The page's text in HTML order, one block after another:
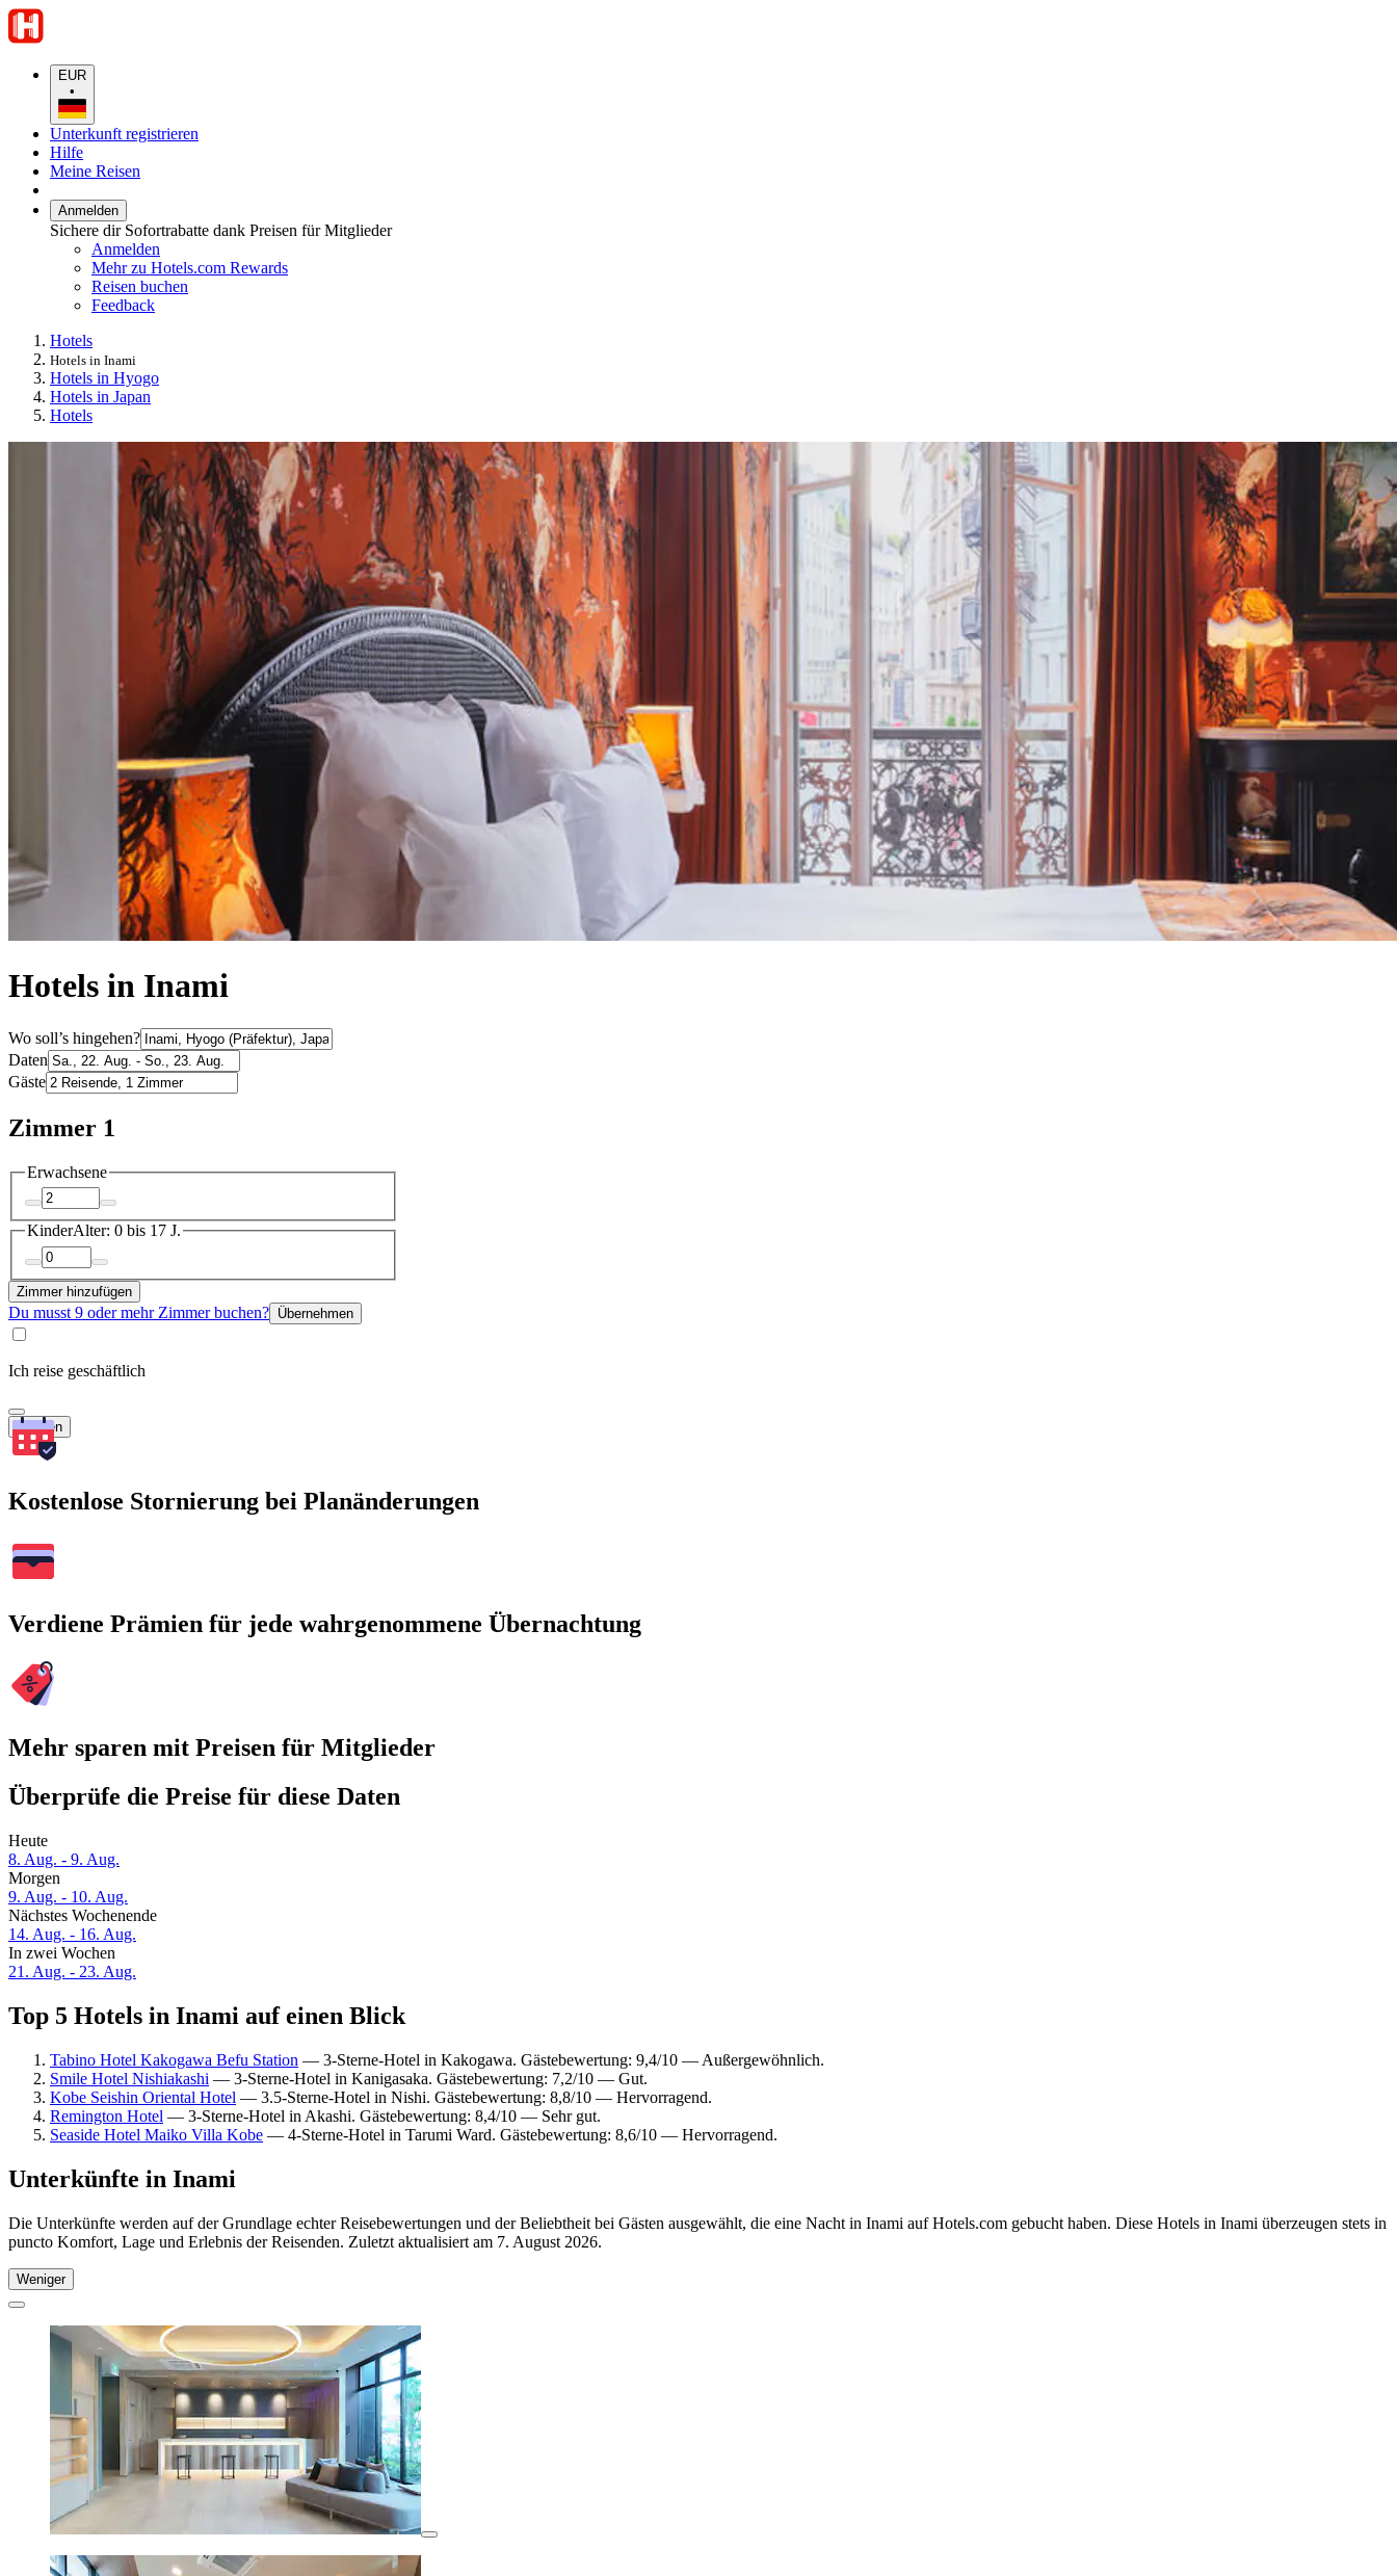
EUR
•
Unterkunft registrieren
Hilfe
Meine Reisen
Anmelden
Sichere dir Sofortrabatte dank Preisen für Mitglieder
Anmelden
Mehr zu Hotels.com Rewards
Reisen buchen
Feedback
Hotels
Hotels in Inami
Hotels in Hyogo
Hotels in Japan
Hotels
Hotels in Inami
Wo soll’s hingehen?
Daten
Gäste
Zimmer 1
Erwachsene
KinderAlter: 0 bis 17 J.
Zimmer hinzufügen
Du musst 9 oder mehr Zimmer buchen? Übernehmen
Ich reise geschäftlich
Suchen
Kostenlose Stornierung bei Planänderungen
Verdiene Prämien für jede wahrgenommene Übernachtung
Mehr sparen mit Preisen für Mitglieder
Überprüfe die Preise für diese Daten
Heute
8. Aug. - 9. Aug.
Morgen
9. Aug. - 10. Aug.
Nächstes Wochenende
14. Aug. - 16. Aug.
In zwei Wochen
21. Aug. - 23. Aug.
Top 5 Hotels in Inami auf einen Blick
Tabino Hotel Kakogawa Befu Station — 3-Sterne-Hotel in Kakogawa. Gästebewertung: 9,4/10 — Außergewöhnlich.
Smile Hotel Nishiakashi — 3-Sterne-Hotel in Kanigasaka. Gästebewertung: 7,2/10 — Gut.
Kobe Seishin Oriental Hotel — 3.5-Sterne-Hotel in Nishi. Gästebewertung: 8,8/10 — Hervorragend.
Remington Hotel — 3-Sterne-Hotel in Akashi. Gästebewertung: 8,4/10 — Sehr gut.
Seaside Hotel Maiko Villa Kobe — 4-Sterne-Hotel in Tarumi Ward. Gästebewertung: 8,6/10 — Hervorragend.
Unterkünfte in Inami
Die Unterkünfte werden auf der Grundlage echter Reisebewertungen und der Beliebtheit bei Gästen ausgewählt, die eine Nacht in Inami auf Hotels.com gebucht haben. Diese Hotels in Inami überzeugen stets in
puncto Komfort, Lage und Erlebnis der Reisenden. Zuletzt aktualisiert am 7. August 2026.
Weniger